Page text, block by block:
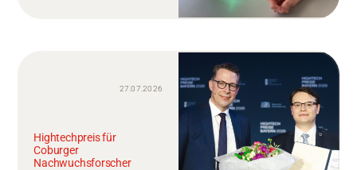
27.07.2026
Hightechpreis für
Coburger
Nachwuchsforscher